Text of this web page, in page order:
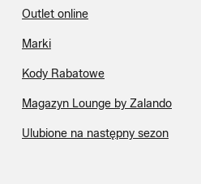
Outlet online
Marki
Kody Rabatowe
Magazyn Lounge by Zalando
Ulubione na następny sezon